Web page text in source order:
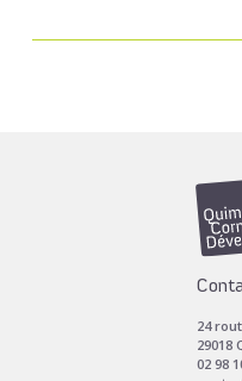
24
29018
02 98